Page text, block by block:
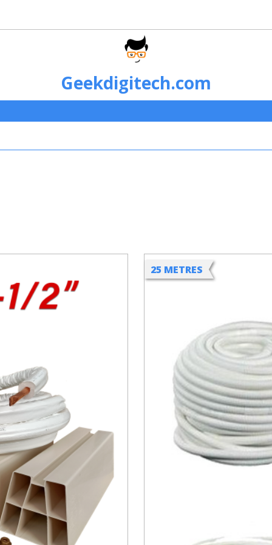
Geekdigitech.com
25 METRES